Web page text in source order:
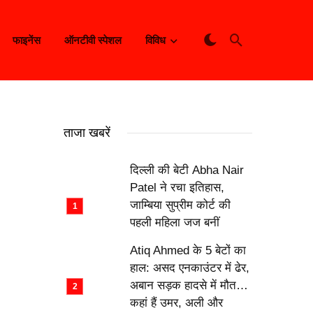
फाइनेंस ऑनटीवी स्पेशल विविध
ताजा खबरें
दिल्ली की बेटी Abha Nair
Patel ने रचा इतिहास,
जाम्बिया सुप्रीम कोर्ट की
पहली महिला जज बनीं
Atiq Ahmed के 5 बेटों का
हाल: असद एनकाउंटर में ढेर,
अबान सड़क हादसे में मौत…
कहां हैं उमर, अली और